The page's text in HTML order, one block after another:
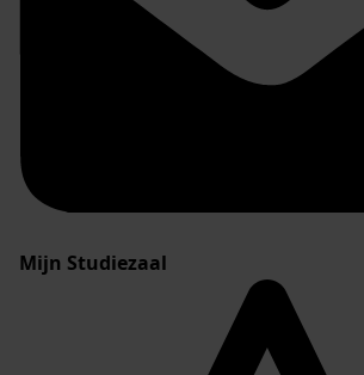
Mijn Studiezaal